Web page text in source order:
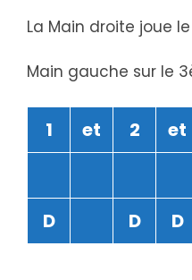
La Main droite joue
Main gauche sur le
1 et 2 et
D
D D